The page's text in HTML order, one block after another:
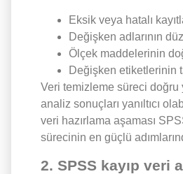
Eksik veya hatalı
Değişken adlarının
Ölçek maddelerinin
Değişken etiketlerinin
Veri temizleme süreci doğru
analiz sonuçları yanıltıcı
veri hazırlama aşaması
sürecinin en güçlü
2. SPSS kayıp veri